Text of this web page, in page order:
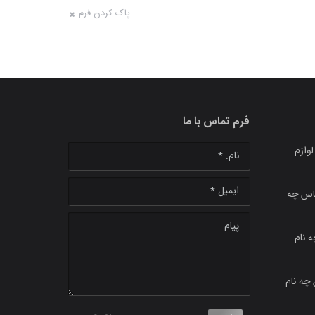
پاک کردن فرم
چه
نام
چه نام
فرم تماس با ما
نام: *
ایمیل *
پیام